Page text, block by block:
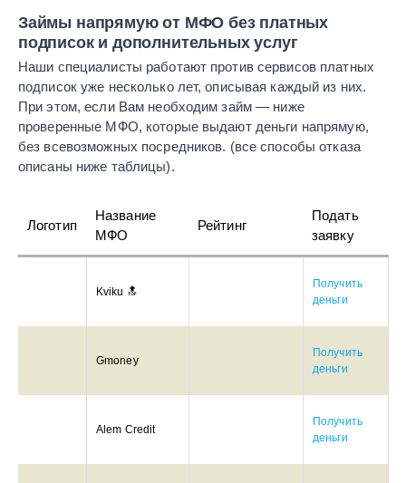
Займы напрямую от МФО без платных
подписок и дополнительных услуг
Наши специалисты работают против сервисов платных
подписок уже несколько лет, описывая каждый из них.
При этом, если Вам необходим займ — ниже
проверенные МФО, которые выдают деньги напрямую,
без всевозможных посредников. (все способы отказа
описаны ниже таблицы).
Логотип
Название
МФО
Рейтинг
Подать
заявку
Kviku 🔝
Получить
деньги
Gmoney
Получить
деньги
Alem Credit
Получить
деньги